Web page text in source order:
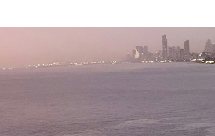
Vjetnama